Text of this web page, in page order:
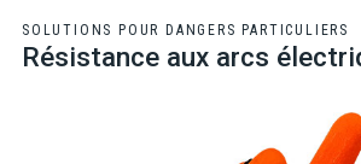
SOLUTIONS POUR DANGERS PARTICULIERS
Résistance aux arcs